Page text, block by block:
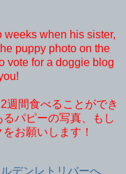
weeks when his sister,
puppy photo on the
vote for a doggie blog
週間食べることができ
パピーの写真、もし
お願いします！